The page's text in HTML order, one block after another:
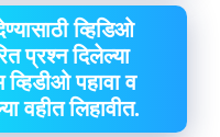
व्हिडिओ
प्रश्न दिलेल्या
व्हिडीओ पहावा व
वहीत लिहावीत.